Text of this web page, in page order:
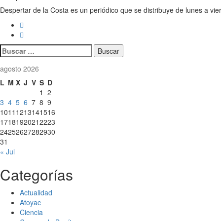
Despertar de la Costa es un periódico que se distribuye de lunes a
Buscar:
agosto 2026
L M X J V S D
1 2
3 4 5 6 7 8 9
1011 1213141516
17181920212223
24252627282930
31
« Jul
Categorías
Actualidad
Atoyac
Ciencia